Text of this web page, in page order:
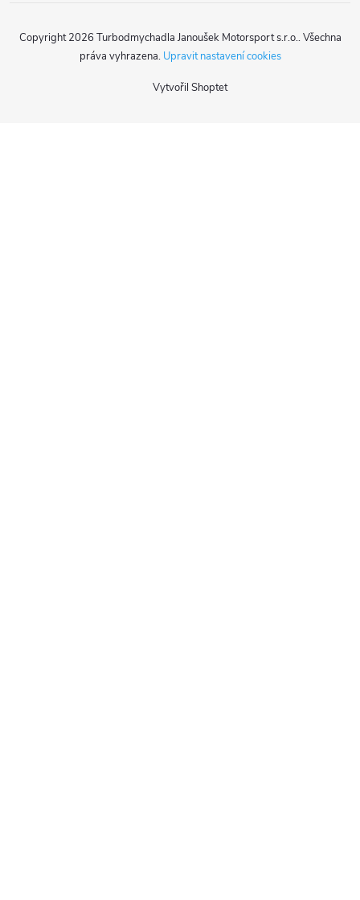
Vytvořil Shoptet
Copyright 2026 Turbodmychadla Janoušek Motorsport s.r.o.. Všechna
práva vyhrazena. Upravit nastavení cookies